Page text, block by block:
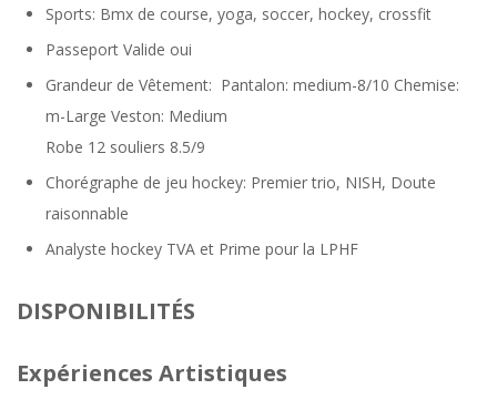
Sports: Bmx de course, yoga, soccer, hockey, crossfit
Passeport Valide oui
Grandeur de Vêtement: Pantalon: medium-8/10 Chemise:
m-Large Veston: Medium
Robe 12 souliers 8.5/9
Chorégraphe de jeu hockey: Premier trio, NISH, Doute
raisonnable
Analyste hockey TVA et Prime pour la LPHF
DISPONIBILITÉS
Expériences Artistiques